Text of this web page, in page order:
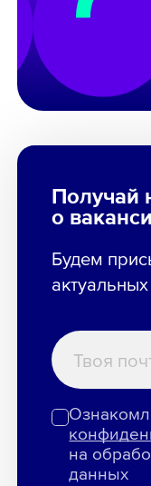
Получай
о
Будем
на
данных